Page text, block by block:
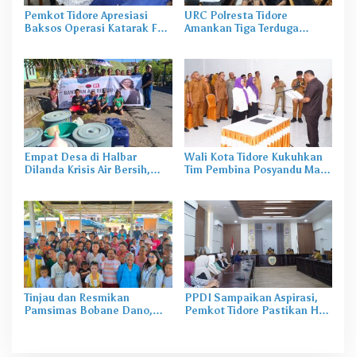
Pemkot Tidore Apresiasi
Baksos Operasi Katarak FK-
URC Polresta Tidore
Amankan Tiga Terduga
Empat Desa di Halbar
Dilanda Krisis Air Bersih,
Wali Kota Tidore Kukuhkan
Tim Pembina Posyandu Masa
Tinjau dan Resmikan
Pamsimas Bobane Dano,
PPDI Sampaikan Aspirasi,
Pemkot Tidore Pastikan Hak